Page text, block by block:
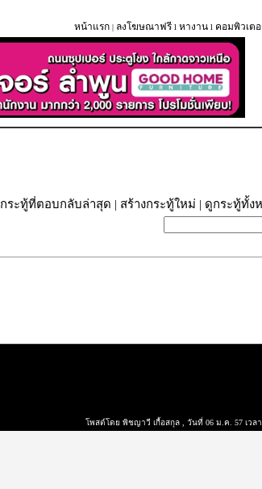
หน้าแรก | ลงโฆษณาฟรี l หางาน l คอมพิวเต
กระทู้ที่ตอบกลับล่าสุด | สร้างกระทู้ใหม่ | ดูกระทู้ทั้ง
โพสต์โดย พิชญาวี เกื้อสกุล , วันที่ 06 ม.ค. 57 เวล